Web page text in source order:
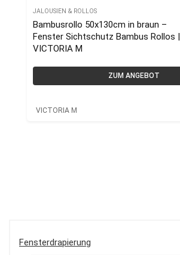
JALOUSIEN & ROLLOS
Bambusrollo 50x130cm in braun –
Fenster Sichtschutz Bambus Rollos |
VICTORIA M
ZUM ANGEBOT
VICTORIA M
Fensterdrapierung